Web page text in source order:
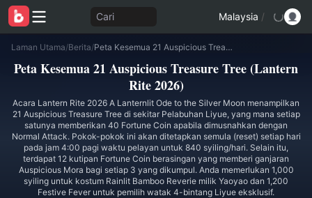
Cari Malaysia /
Laman Utama/Berita/ Peta Kesemua 21 Auspicious Treasure Tree (Lantern Rite 2026)
Peta Kesemua 21 Auspicious Treasure Tree (Lantern
Rite 2026)
Acara Lantern Rite 2026 A Lanternlit Ode to the Silver Moon menampilkan
21 Auspicious Treasure Tree di sekitar Pelabuhan Liyue, yang mana setiap
satunya memberikan 40 Fortune Coin apabila dimusnahkan dengan
Normal Attack. Pokok-pokok ini akan ditetapkan semula (reset) setiap hari
pada jam 4:00 pagi waktu pelayan untuk 840 syiling/hari. Selain itu,
terdapat 12 kutipan Fortune Coin berasingan yang memberi ganjaran
Auspicious Mora bagi setiap 3 yang dikumpul. Anda memerlukan 1,000
syiling untuk kostum Rainlit Bamboo Reverie milik Yaoyao dan 1,200
Festive Fever untuk pemilih watak 4-bintang Liyue eksklusif.